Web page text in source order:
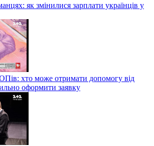
як змінилися зарплати українців у
хто може отримати допомогу від
оформити заявку